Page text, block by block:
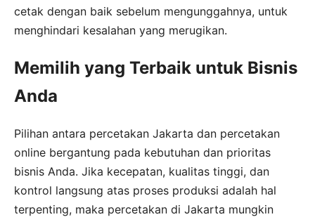
cetak dengan baik sebelum mengunggahnya, untuk
menghindari kesalahan yang merugikan.
Memilih yang Terbaik untuk Bisnis
Anda
Pilihan antara percetakan Jakarta dan percetakan
online bergantung pada kebutuhan dan prioritas
bisnis Anda. Jika kecepatan, kualitas tinggi, dan
kontrol langsung atas proses produksi adalah hal
terpenting, maka percetakan di Jakarta mungkin